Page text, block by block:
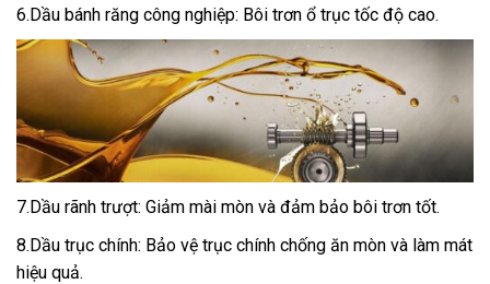
6.Dầu bánh răng công nghiệp: Bôi trơn ổ trục tốc độ cao.
7.Dầu rãnh trượt: Giảm mài mòn và đảm bảo bôi trơn tốt.
8.Dầu trục chính: Bảo vệ trục chính chống ăn mòn và làm mát
hiệu quả.